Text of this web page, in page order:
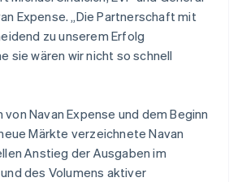
Expense. „Die Partnerschaft mit
zu unserem Erfolg
sie wären wir nicht so schnell
von Navan Expense und dem Beginn
Märkte verzeichnete Navan
Anstieg der Ausgaben im
des Volumens aktiver